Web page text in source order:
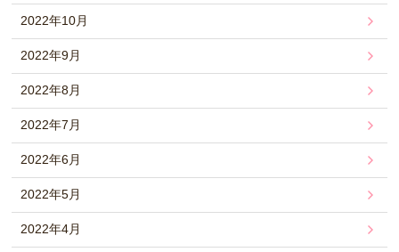
2022年10月
2022年9月
2022年8月
2022年7月
2022年6月
2022年5月
2022年4月